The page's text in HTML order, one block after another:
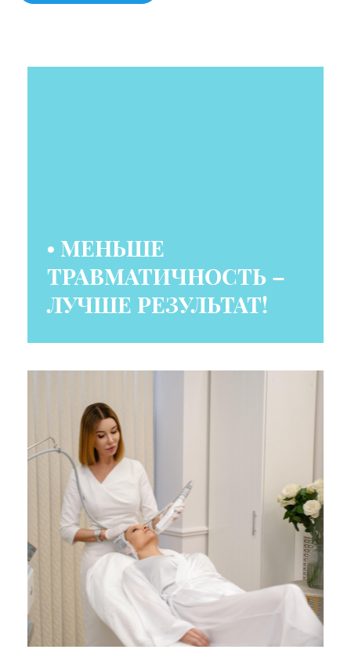
я могла только догадываться, ведь доктор уколола
сделают пухлые губы (чего я не хотела – они и так у
• МЕНЬШЕ
ТРАВМАТИЧНОСТЬ –
ЛУЧШЕ РЕЗУЛЬТАТ!